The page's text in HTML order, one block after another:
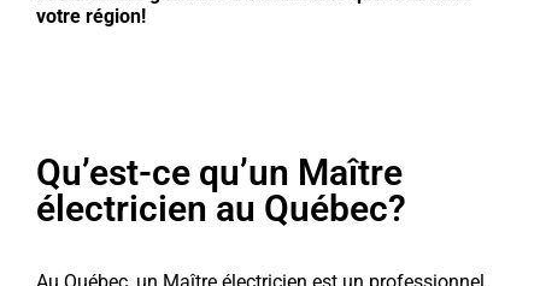
votre région!
Qu’est-ce qu’un Maître
électricien au Québec?